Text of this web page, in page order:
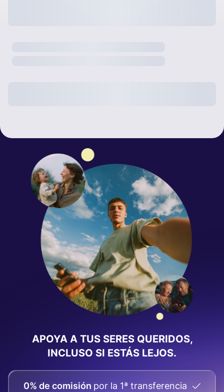
APOYA A TUS SERES QUERIDOS,
INCLUSO SI ESTÁS LEJOS.
0% de comisión por la 1ª transferencia